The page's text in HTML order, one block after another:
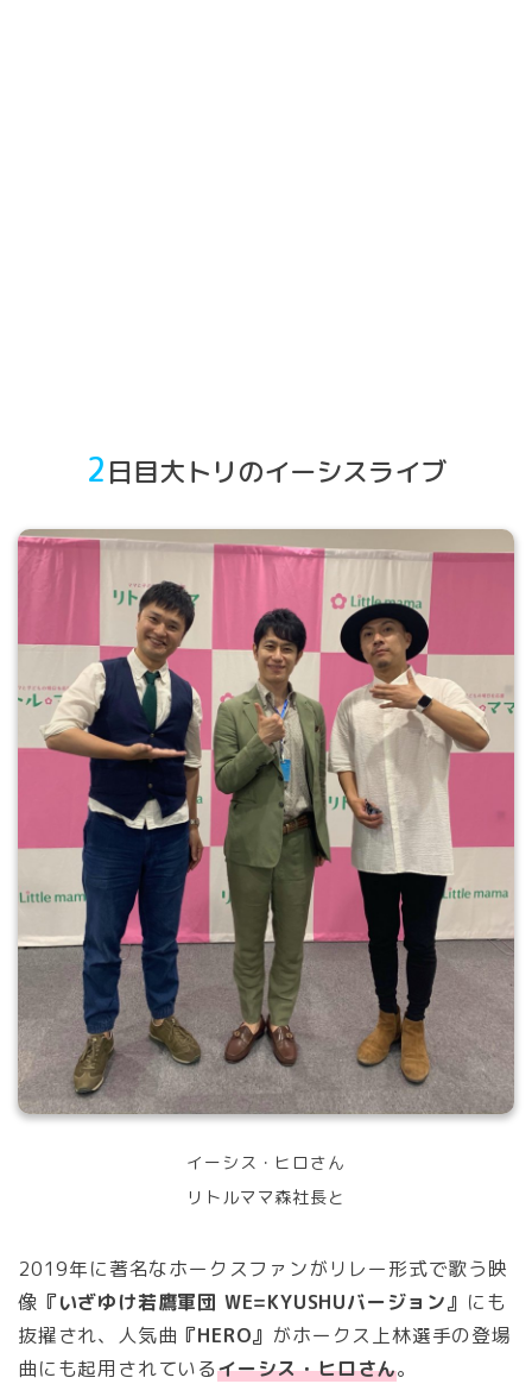
2日目大トリのイーシスライブ
イーシス・ヒロさん
リトルママ森社長と
2019年に著名なホークスファンがリレー形式で歌う映
像 『いざゆけ若鷹軍団 WE=KYUSHUバージョン』 にも
抜擢され、人気曲 『HERO』 がホークス上林選手の登場
曲にも起用されているイーシス・ヒロさん。